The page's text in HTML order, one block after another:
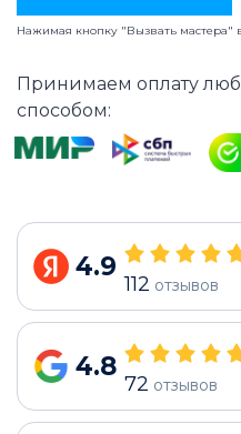
Нажимая кнопку "Вызвать мастера"
Принимаем оплату
способом:
4.9
112 отзывов
4.8
72 отзывов